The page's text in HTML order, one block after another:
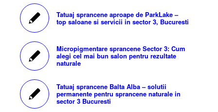
Tatuaj sprancene aproape de ParkLake –
top saloane si servicii in sector 3, Bucuresti
Micropigmentare sprancene Sector 3: Cum
alegi cel mai bun salon pentru rezultate
naturale
Tatuaj sprancene Balta Alba – solutii
permanente pentru sprancene naturale in
sector 3 Bucuresti